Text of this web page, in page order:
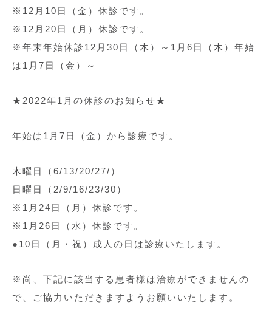
※12月10日（金）休診です。
※12月20日（月）休診です。
※年末年始休診12月30日（木）～1月6日（木）年始
は1月7日（金）～
★2022年1月の休診のお知らせ★
年始は1月7日（金）から診療です。
木曜日（6/13/20/27/）
日曜日（2/9/16/23/30）
※1月24日（月）休診です。
※1月26日（水）休診です。
●10日（月・祝）成人の日は診療いたします。
※尚、下記に該当する患者様は治療ができませんの
で、ご協力いただきますようお願いいたします。